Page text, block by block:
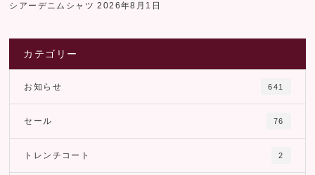
シアーデニムシャツ 2026年8月1日
カテゴリー
お知らせ 641
セール 76
トレンチコート 2